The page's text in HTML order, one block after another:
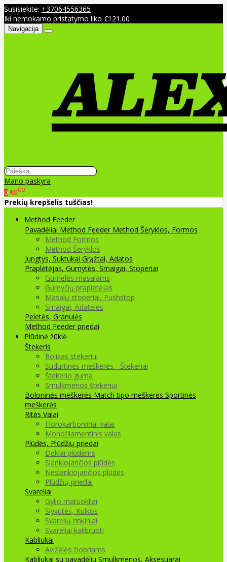
Susisiekite: +37064556365
Iki nemokamo pristatymo liko €121.00
Navigacija
Mano paskyra
0 €000
Prekių krepšelis tuščias!
Method Feeder
Pavadėliai Method Feeder Method Šėryklos, Formos
Method Formos
Method Šėryklos
Jungtys, Suktukai Grąžtai, Adatos
Praplėtėjas, Gumytės, Smaigai, Stoperiai
Gumelės masalams
Gumyčių prapletėjas
Masalų stoperiai, Pushstop
Smaigai, Adatėlės
Peletės, Granulės
Method Feeder priedai
Plūdinė žūklė
Štekeris
Rolikas stekeriui
Sudurtinės meškerės - Štekeriai
Štekerio guma
Smulkmenos štekeriui
Boloninės meškerės Match tipo meškerės Sportinės
meškerės
Ritės Valai
Florokarboniniai valai
Monofilamentinis valas
Plūdės, Plūdžių priedai
Dėklai plūdėms
Slankiojančios plūdės
Neslankiojančios plūdės
Plūdžių priedai
Svareliai
Gylio matuokliai
Slyvutės, Kulkos
Svarelių rinkiniai
Svareliai kalibruoti
Kabliukai
Avižėlės žiobriams
Kabliukai su pavadėliu Smulkmenos, Aksesuarai